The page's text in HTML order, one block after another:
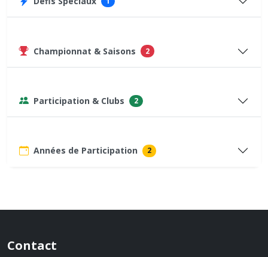
Championnat & Saisons 2
Participation & Clubs 2
Années de Participation 2
Contact